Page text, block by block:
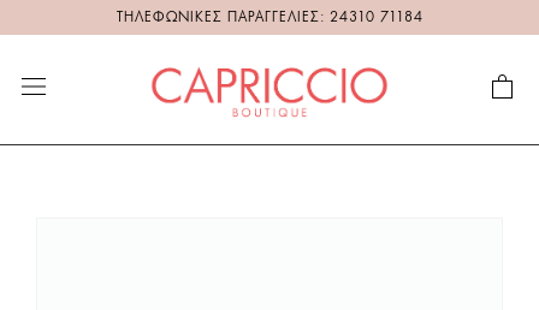
ΤΗΛΕΦΩΝΙΚΕΣ ΠΑΡΑΓΓΕΛΙΕΣ: 24310 71184